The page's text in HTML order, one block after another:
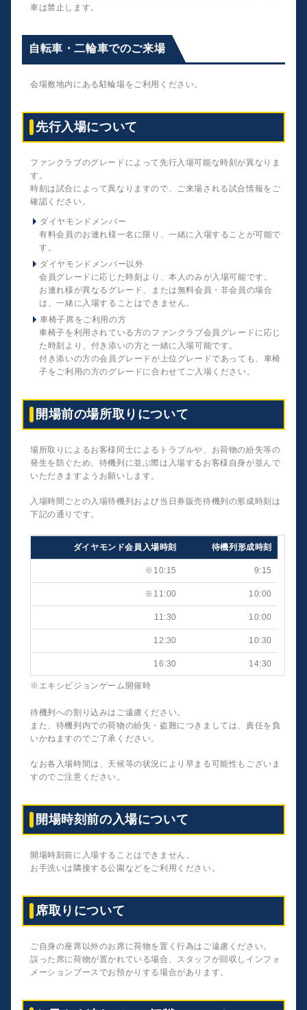
車は禁止します。
自転車・二輪車でのご来場
会場敷地内にある駐輪場をご利用ください。
先行入場について
ファンクラブのグレードによって先行入場可能な時刻が異なりま
す。
時刻は試合によって異なりますので、ご来場される試合情報をご
確認ください。
ダイヤモンドメンバー
有料会員のお連れ様一名に限り、一緒に入場することが可能で
す。
ダイヤモンドメンバー以外
会員グレードに応じた時刻より、本人のみが入場可能です。
お連れ様が異なるグレード、または無料会員・非会員の場合
は、一緒に入場することはできません。
車椅子席をご利用の方
車椅子を利用されている方のファンクラブ会員グレードに応じ
た時刻より、付き添いの方と一緒に入場可能です。
付き添いの方の会員グレードが上位グレードであっても、車椅
子をご利用の方のグレードに合わせてご入場ください。
開場前の場所取りについて
場所取りによるお客様同士によるトラブルや、お荷物の紛失等の
発生を防ぐため、待機列に並ぶ際は入場するお客様自身が並んで
いただきますようお願いします。
入場時間ごとの入場待機列および当日券販売待機列の形成時刻は
下記の通りです。
ダイヤモンド会員入場時刻 待機列形成時刻
※10:15 9:15
※11:00 10:00
11:30 10:00
12:30 10:30
16:30 14:30
※エキシビジョンゲーム開催時
待機列への割り込みはご遠慮ください。
また、待機列内での荷物の紛失・盗難につきましては、責任を負
いかねますのでご了承ください。
なお各入場時間は、天候等の状況により早まる可能性もございま
すのでご注意ください。
開場時刻前の入場について
開場時刻前に入場することはできません。
お手洗いは隣接する公園などをご利用ください。
席取りについて
ご自身の座席以外のお席に荷物を置く行為はご遠慮ください。
誤った席に荷物が置かれている場合、スタッフが回収しインフォ
メーションブースでお預かりする場合があります。